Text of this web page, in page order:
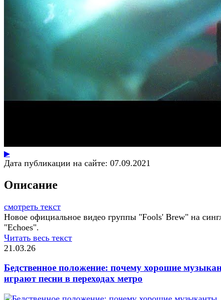
▶
Дата публикации на сайте: 07.09.2021
Описание
смотреть текст
Новое официальное видео группы "Fools' Brew" на
"Echoes".
Читать весь текст
21.03.26
Бедственное положение: почему хорошие
играют песни в переходах метро